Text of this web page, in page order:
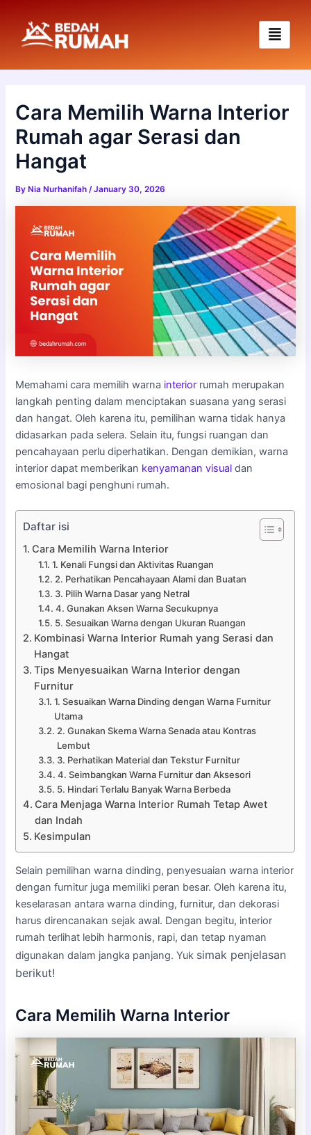
content
Cara Memilih Warna Interior
Rumah agar Serasi dan
Hangat
ByNia Nurhanifah /January 30, 2026
Memahami cara memilih warna interior rumah merupakan
langkah penting dalam menciptakan suasana yang serasi
dan hangat. Oleh karena itu, pemilihan warna tidak hanya
didasarkan pada selera. Selain itu, fungsi ruangan dan
pencahayaan perlu diperhatikan. Dengan demikian, warna
interior dapat memberikan kenyamanan visual dan
emosional bagi penghuni rumah.
Daftar isi
Cara Memilih Warna Interior
1. Kenali Fungsi dan Aktivitas Ruangan
2. Perhatikan Pencahayaan Alami dan Buatan
3. Pilih Warna Dasar yang Netral
4. Gunakan Aksen Warna Secukupnya
5. Sesuaikan Warna dengan Ukuran Ruangan
Kombinasi Warna Interior Rumah yang Serasi dan
Hangat
Tips Menyesuaikan Warna Interior dengan
Furnitur
1. Sesuaikan Warna Dinding dengan Warna Furnitur
Utama
2. Gunakan Skema Warna Senada atau Kontras
Lembut
3. Perhatikan Material dan Tekstur Furnitur
4. Seimbangkan Warna Furnitur dan Aksesori
5. Hindari Terlalu Banyak Warna Berbeda
Cara Menjaga Warna Interior Rumah Tetap Awet
dan Indah
Kesimpulan
Selain pemilihan warna dinding, penyesuaian warna interior
dengan furnitur juga memiliki peran besar. Oleh karena itu,
keselarasan antara warna dinding, furnitur, dan dekorasi
harus direncanakan sejak awal. Dengan begitu, interior
rumah terlihat lebih harmonis, rapi, dan tetap nyaman
digunakan dalam jangka panjang. Yuk simak penjelasan
berikut!
Cara Memilih Warna Interior